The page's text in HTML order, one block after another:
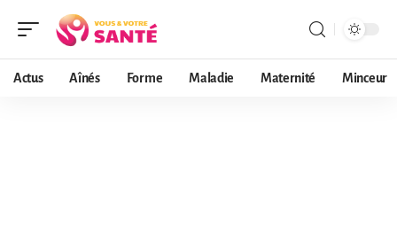
Actus Aînés Forme Maladie Maternité Minceur